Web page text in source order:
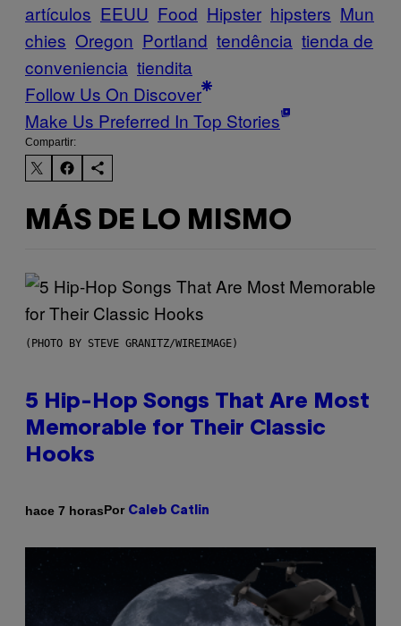
artículos EEUU Food Hipster hipsters Mun
chies Oregon Portland tendência tienda de
conveniencia tiendita
Follow Us On Discover
Make Us Preferred In Top Stories
Compartir:
MÁS DE LO MISMO
(PHOTO BY STEVE GRANITZ/WIREIMAGE)
5 Hip-Hop Songs That Are Most
Memorable for Their Classic
Hooks
hace 7 horasPor Caleb Catlin